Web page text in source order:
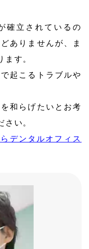
確立されているの
ありませんが、ま
ます。
起こるトラブルや
和らげたいとお考
さい。
デンタルオフィス